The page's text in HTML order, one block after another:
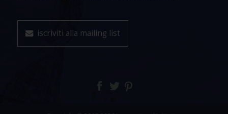
iscriviti alla mailing list